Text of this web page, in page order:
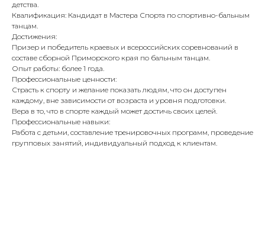
детства.
Квалификация: Кандидат в Мастера Спорта по спортивно-бальным
танцам.
Достижения:
Призер и победитель краевых и всероссийских соревнований в
составе сборной Приморского края по бальным танцам.
Опыт работы: более 1 года.
Профессиональные ценности:
Страсть к спорту и желание показать людям, что он доступен
каждому, вне зависимости от возраста и уровня подготовки.
Вера в то, что в спорте каждый может достичь своих целей.
Профессиональные навыки:
Работа с детьми, составление тренировочных программ, проведение
групповых занятий, индивидуальный подход к клиентам.